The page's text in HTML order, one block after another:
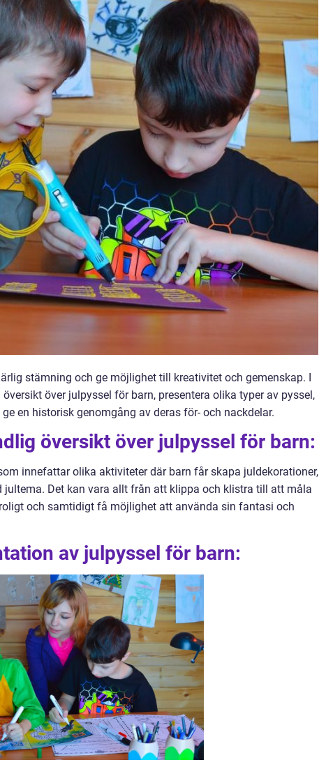
stämning och ge möjlighet till kreativitet och gemenskap. I
över julpyssel för barn, presentera olika typer av pyssel,
en historisk genomgång av deras för- och nackdelar.
översikt över julpyssel för barn:
innefattar olika aktiviteter där barn får skapa juldekorationer,
jultema. Det kan vara allt från att klippa och klistra till att måla
och samtidigt få möjlighet att använda sin fantasi och
av julpyssel för barn: